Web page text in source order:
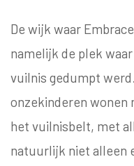
De wijk waar
namelijk de plek
vuilnis gedumpt
onzekinderen wonen
het vuilnisbelt, met
natuurlijk niet alleen